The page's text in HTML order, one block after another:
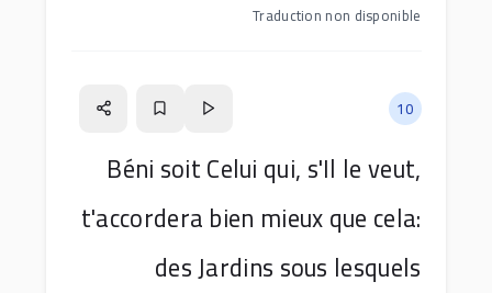
Traduction non disponible
10
Béni soit Celui qui, s'Il le veut,
t'accordera bien mieux que cela:
des Jardins sous lesquels